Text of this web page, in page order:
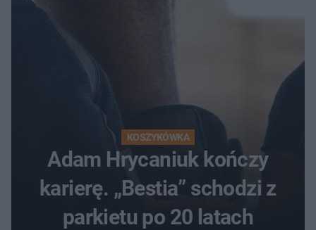
KOSZYKÓWKA
Adam Hrycaniuk kończy
karierę. „Bestia” schodzi z
parkietu po 20 latach